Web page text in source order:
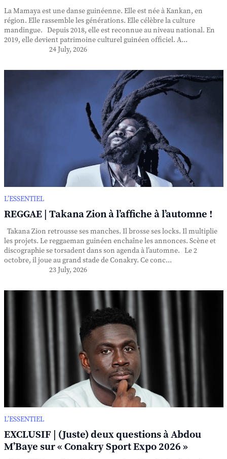
La Mamaya est une danse guinéenne. Elle est née à Kankan, en
région. Elle rassemble les générations. Elle célèbre la culture
mandingue. Depuis 2018, elle est reconnue au niveau national. En
2019, elle devient patrimoine culturel guinéen officiel. A...
24 July, 2026
L’ESSENTIEL
REGGAE | Takana Zion à l’affiche à l’automne !
Takana Zion retrousse ses manches. Il brosse ses locks. Il multiplie
les projets. Le reggaeman guinéen enchaîne les annonces. Scène et
discographie se torsadent dans son agenda à l’automne. Le 2
octobre, il joue au grand stade de Conakry. Ce conc...
23 July, 2026
L’ESSENTIEL
EXCLUSIF | (Juste) deux questions à Abdou
M’Baye sur « Conakry Sport Expo 2026 »